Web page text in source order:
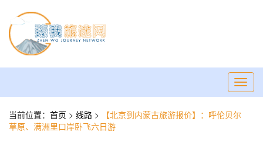
当前位置： 首页 > 线路 >
【北京到内蒙古旅游报价】：呼伦贝尔
草原、满洲里口岸卧飞六日游